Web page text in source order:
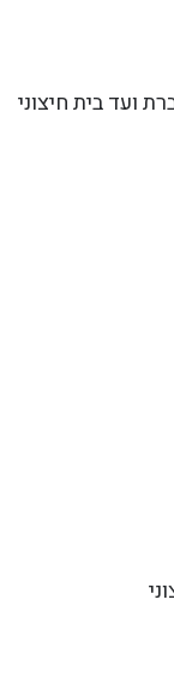
ועד בית חיצוני